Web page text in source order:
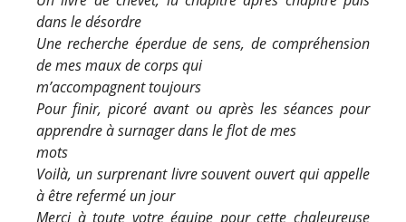
dans le désordre
Une recherche éperdue de sens, de compréhension
de mes maux de corps qui
m’accompagnent toujours
Pour finir, picoré avant ou après les séances pour
apprendre à surnager dans le flot de mes
mots
Voilà, un surprenant livre souvent ouvert qui appelle
à être refermé un jour
Merci à toute votre équipe pour cette chaleureuse